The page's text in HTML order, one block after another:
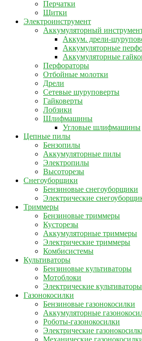
Перчатки
Щитки
Электроинструмент
Аккумуляторный
Аккум. дрели-
Аккумуляторные
Аккумуляторные
Перфораторы
Отбойные молотки
Дрели
Сетевые шуруповерты
Гайковерты
Лобзики
Шлифмашины
Угловые шлифмашины
Цепные пилы
Бензопилы
Аккумуляторные пилы
Электропилы
Высоторезы
Снегоуборщики
Бензиновые снегоуборщики
Электрические
Триммеры
Бензиновые триммеры
Кусторезы
Аккумуляторные триммеры
Электрические триммеры
Комбисистемы
Культиваторы
Бензиновые культиваторы
Мотоблоки
Электрические культиваторы
Газонокосилки
Бензиновые газонокосилки
Аккумуляторные
Роботы-газонокосилки
Электрические